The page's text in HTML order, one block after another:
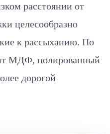
расстоянии от
целесообразно
к рассыханию. По
МДФ, полированный
дорогой